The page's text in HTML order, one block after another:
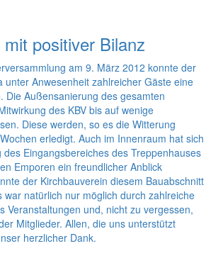
positiver Bilanz
am 9. März 2012 konnte der
unter Anwesenheit zahlreicher Gäste eine
Die Außensanierung des gesamten
des KBV bis auf wenige
Diese werden, so es die Witterung
erledigt. Auch im Innenraum hat sich
Eingangsbereiches des Treppenhauses
Emporen ein freundlicher Anblick
der Kirchbauverein diesem Bauabschnitt
war natürlich nur möglich durch zahlreiche
Veranstaltungen und, nicht zu vergessen,
Mitglieder. Allen, die uns unterstützt
herzlicher Dank.